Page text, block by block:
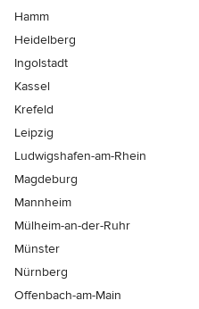
Hamm
Heidelberg
Ingolstadt
Kassel
Krefeld
Leipzig
Ludwigshafen-am-Rhein
Magdeburg
Mannheim
Mülheim-an-der-Ruhr
Münster
Nürnberg
Offenbach-am-Main